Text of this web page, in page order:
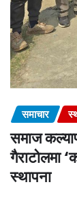
समाचार
समाज
गैराटोलमा
स्थापना